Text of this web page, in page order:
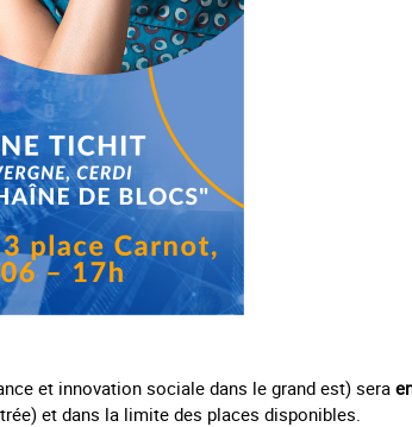
et innovation sociale dans le grand est) sera
et dans la limite des places disponibles.